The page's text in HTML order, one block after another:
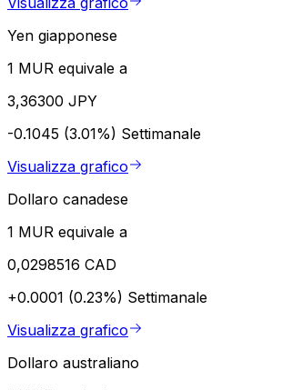
Yen giapponese
1 MUR equivale a
3,36300 JPY
-0.1045 (3.01%) Settimanale
Visualizza grafico
Dollaro canadese
1 MUR equivale a
0,0298516 CAD
+0.0001 (0.23%) Settimanale
Visualizza grafico
Dollaro australiano